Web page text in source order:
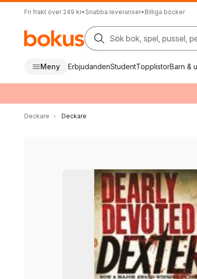
Fri frakt över 249 kr• Snabba leveranser• Billiga böcker
Sök bok, spel, pussel,
Meny ErbjudandenStudentTopplistorBarn &
Deckare Deckare